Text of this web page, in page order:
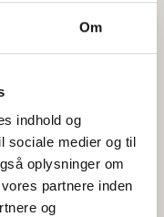
Om
indhold og
sociale medier og til
oplysninger om
partnere inden
og